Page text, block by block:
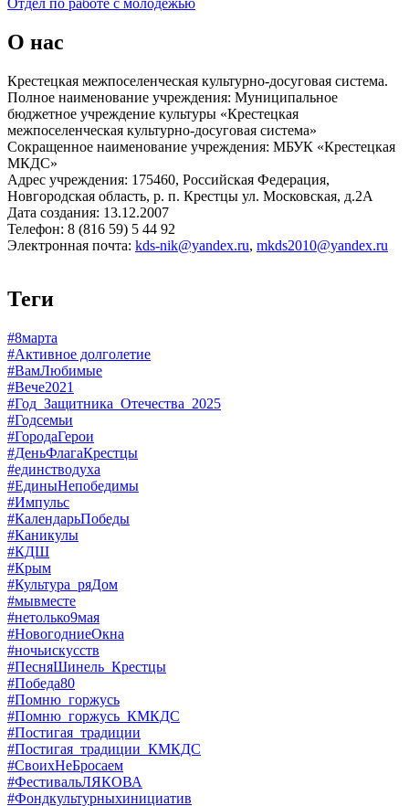
Отдел по работе с молодёжью
О нас
Крестецкая межпоселенческая культурно-досуговая система.
Полное наименование учреждения: Муниципальное
бюджетное учреждение культуры «Крестецкая
межпоселенческая культурно-досуговая система»
Сокращенное наименование учреждения: МБУК «Крестецкая
МКДС»
Адрес учреждения: 175460, Российская Федерация,
Новгородская область, р. п. Крестцы ул. Московская, д.2А
Дата создания: 13.12.2007
Телефон: 8 (816 59) 5 44 92
Электронная почта: kds-nik@yandex.ru, mkds2010@yandex.ru
Теги
#8марта
#Активное долголетие
#ВамЛюбимые
#Вече2021
#Год_Защитника_Отечества_2025
#Годсемьи
#ГородаГерои
#ДеньФлагаКрестцы
#единстводуха
#ЕдиныНепобедимы
#Импульс
#КалендарьПобеды
#Каникулы
#КДШ
#Крым
#Культура_ряДом
#мывместе
#нетолько9мая
#НовогодниеОкна
#ночьискусств
#ПесняШинель_Крестцы
#Победа80
#Помню_горжусь
#Помню_горжусь_КМКДС
#Постигая_традиции
#Постигая_традиции_КМКДС
#СвоихНеБросаем
#ФестивальЛЯКОВА
#Фондкультурныхинициатив